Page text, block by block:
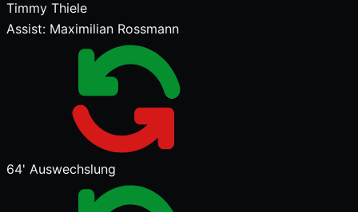
Timmy Thiele
Assist: Maximilian Rossmann
64' Auswechslung